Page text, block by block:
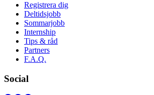
Registrera dig
Deltidsjobb
Sommarjobb
Internship
Tips & råd
Partners
F.A.Q.
Social